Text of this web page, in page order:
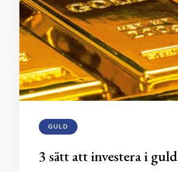
GULD
3 sätt att investera i guld